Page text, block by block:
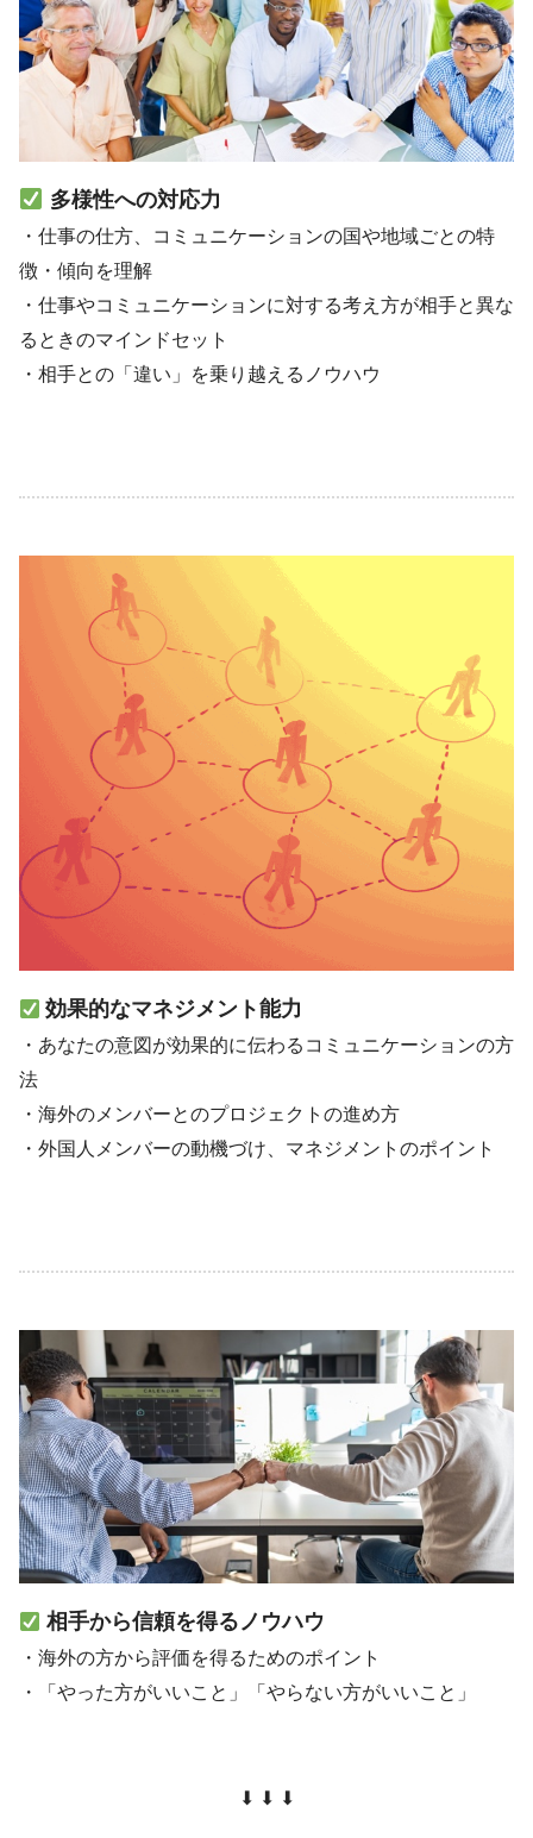
多様性への対応力
・仕事の仕方、コミュニケーションの国や地域ごとの特
徴・傾向を理解
・仕事やコミュニケーションに対する考え方が相手と異な
るときのマインドセット
・相手との「違い」を乗り越えるノウハウ
効果的なマネジメント能力
・あなたの意図が効果的に伝わるコミュニケーションの方
法
・海外のメンバーとのプロジェクトの進め方
・外国人メンバーの動機づけ、マネジメントのポイント
相手から信頼を得るノウハウ
・海外の方から評価を得るためのポイント
・「やった方がいいこと」「やらない方がいいこと」
⬇︎ ⬇︎ ⬇︎